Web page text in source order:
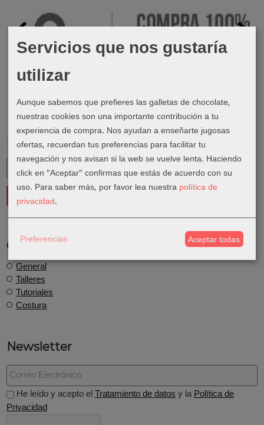
Busca en el Blog
Categorías del Blog
General
Talleres
Tutoriales
Costura
Newsletter
He leído y acepto elTratamiento de datosy laPolítica de
Privacidad
Servicios que nos gustaría
utilizar
Aunque sabemos que prefieres las galletas de chocolate,
nuestras cookies son una importante contribución a tu
experiencia de compra. Nos ayudan a enseñarte jugosas
ofertas, recuerdan tus preferencias para facilitar tu
navegación y nos avisan si la web se vuelve lenta. Haciendo
click en "Aceptar" confirmas que estás de acuerdo con su
uso. Para saber más, por favor lea nuestra política de
privacidad.
Preferencias Aceptar todas